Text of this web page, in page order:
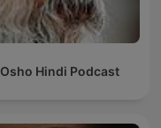
Osho Hindi Podcast